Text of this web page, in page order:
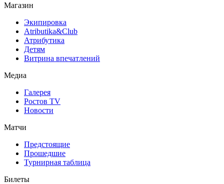
Магазин
Экипировка
Atributika&Club
Атрибутика
Детям
Витрина впечатлений
Медиа
Галерея
Ростов TV
Новости
Матчи
Предстоящие
Прошедшие
Турнирная таблица
Билеты